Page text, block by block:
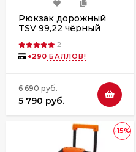
Рюкзак дорожный
TSV 99,22 чёрный
2
+290 БАЛЛОВ!
6 690 руб.
5 790 руб.
-15%